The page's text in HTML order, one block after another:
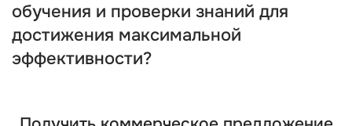
обучения и проверки знаний для
достижения максимальной
эффективности?